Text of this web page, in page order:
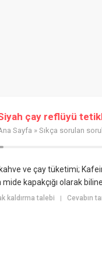
çay reflüyü
Sayfa » Sıkça sorulan
ve çay tüketimi;
mide kapakçığı olarak
kaldırma talebi | Cevabın